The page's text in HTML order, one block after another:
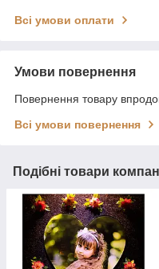
Всі умови оплати
Умови повернення
Повернення товару
Всі умови повернення
Подібні товари